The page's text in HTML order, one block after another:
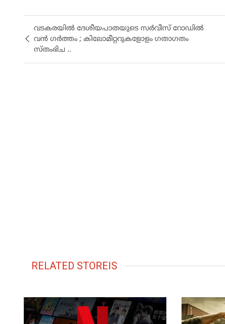
വടകരയിൽ ദേശീയപാതയുടെ സർവീസ് റോഡിൽ
വൻ ഗർത്തം ; കിലോമീറ്ററുകളോളം ഗതാഗതം
സ്തംഭിച ..
RELATED STOREIS